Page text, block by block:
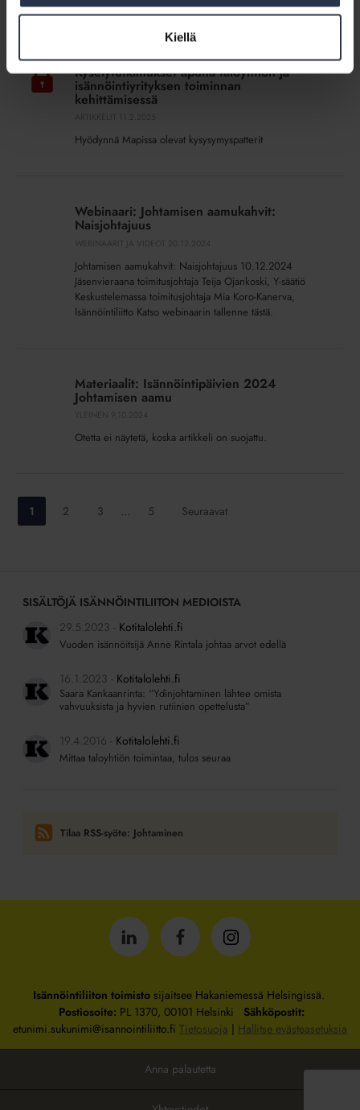
Kiellä
totuuksia
apuna
taloyhtiön
Kyselytutkimukset apuna taloyhtiön ja
isännöintiyrityksen toiminnan
kehittämisessä
Hyödynnä Mapissa olevat kysysymyspatterit
Webinaari: Johtamisen aamukahvit:
Naisjohtajuus
Johtamisen aamukahvit: Naisjohtajuus 10.12.2024
Jäsenvieraana toimitusjohtaja Teija Ojankoski, Y-säätiö
Keskustelemassa toimitusjohtaja Mia Koro-Kanerva,
Isännöintiliitto Katso webinaarin tallenne tästä.
Materiaalit: Isännöintipäivien 2024
Johtamisen aamu
Otetta ei näytetä, koska artikkeli on suojattu.
Siirry
sivulle:
1
Siirry
2
Siirry
3 …
Siirry
5 Seuraavat
SISÄLTÖJÄ ISÄNNÖINTILIITON MEDIOISTA
29.5.2023
Kotitalolehti.fi
Vuoden isännöitsijä Anne Rintala johtaa arvot edellä
16.1.2023 Kotitalolehti.fi
Saara Kankaanrinta: “Ydinjohtaminen lähtee omista
vahvuuksista ja hyvien rutiinien opettelusta”
19.4.2016 Kotitalolehti.fi
Mittaa taloyhtiön toimintaa, tulos seuraa
Tilaa RSS-syöte: Johtaminen
Isännöintiliitto
LinkedInissä
Isännöintiliitto
Facebookissa
Isännöintiliitto
Instagrammissa
Isännöintiliiton toimistosijaitsee Hakaniemessä Helsingissä.
Postiosoite: PL 1370, 00101 Helsinki Sähköpostit:
etunimi.sukunimi@isannointiliitto.fi Tietosuoja | Hallitse evästeasetuksia
Anna palautetta